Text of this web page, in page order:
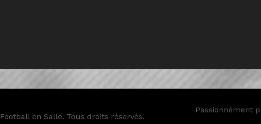
en Salle. Tous droits réservés.
Passionnément